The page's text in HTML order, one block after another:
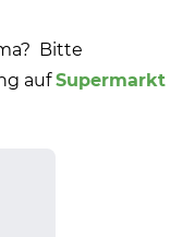
Bitte
aufSupermarkt